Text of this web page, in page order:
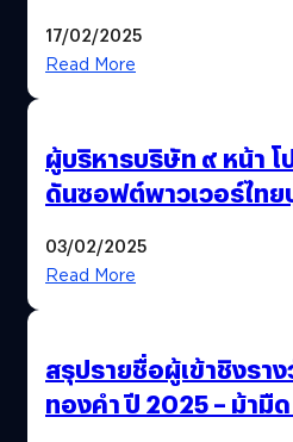
17/02/2025
Read More
ผู้บริหารบริษัท ๙ หน้า
ดันซอฟต์พาวเวอร์ไท
03/02/2025
Read More
สรุปรายชื่อผู้เข้าชิงรา
ทองคำ ปี 2025 – ม้ามืด